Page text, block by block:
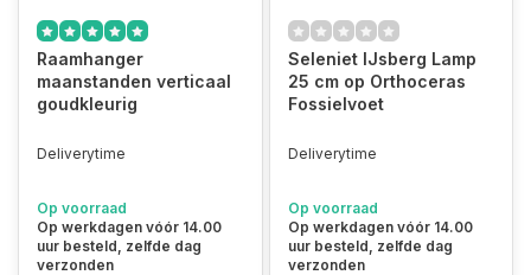
Raamhanger
maanstanden verticaal
goudkleurig
Deliverytime
Op voorraad
Op werkdagen vóór 14.00
uur besteld, zelfde dag
verzonden
Seleniet IJsberg Lamp
25 cm op Orthoceras
Fossielvoet
Deliverytime
Op voorraad
Op werkdagen vóór 14.00
uur besteld, zelfde dag
verzonden